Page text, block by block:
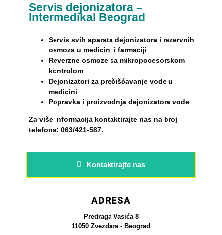
Servis dejonizatora –
Intermedikal Beograd
Servis svih aparata dejonizatora i rezervnih
osmoza u medicini i farmaciji
Reverzne osmoze sa mikropocesorskom
kontrolom
Dejonizatori za prečišćavanje vode u
medicini
Popravka i proizvodnja dejonizatora vode
Za više informacija kontaktirajte nas na broj
telefona: 063/421-587.
Kontaktirajte nas
ADRESA
Predraga Vasića 8
11050 Zvezdara - Beograd